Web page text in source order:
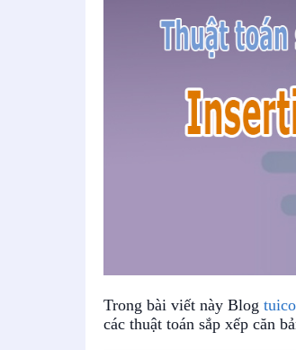
Trong bài viết này Blog
các thuật toán sắp xếp căn